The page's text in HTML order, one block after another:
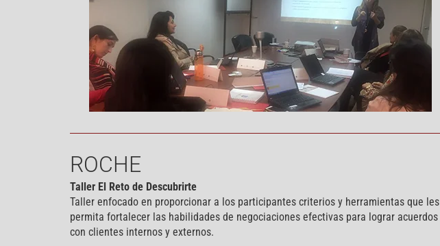
ROCHE
Taller El Reto de Descubrirte
Taller enfocado en proporcionar a los participantes criterios y herramientas que les
permita fortalecer las habilidades de negociaciones efectivas para lograr acuerdos
con clientes internos y externos.